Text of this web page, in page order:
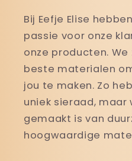
Bij Eefje Elise
passie voor onze
onze producten.
beste materialen
jou te maken. Zo
uniek sieraad,
gemaakt is van
hoogwaardige